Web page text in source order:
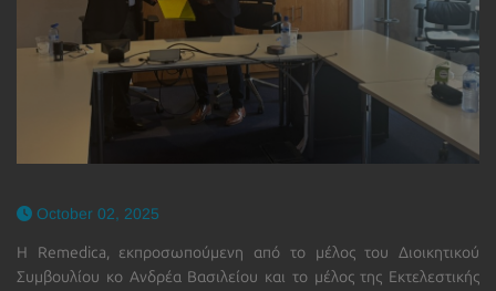
October 02, 2025
Η Remedica, εκπροσωπούμενη από το μέλος του Διοικητικού
Συμβουλίου κο Ανδρέα Βασιλείου και το μέλος της Εκτελεστικής